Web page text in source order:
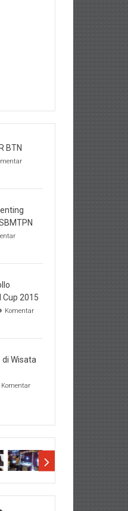
BTN
Cup 2015
Komentar
di Wisata
Komentar